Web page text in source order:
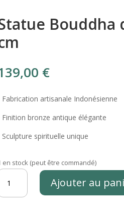
Bouddha
€
Fabrication artisanale Indonésienne
Finition bronze antique élégante
Sculpture spirituelle unique
en stock (peut être commandé)
Ajouter au